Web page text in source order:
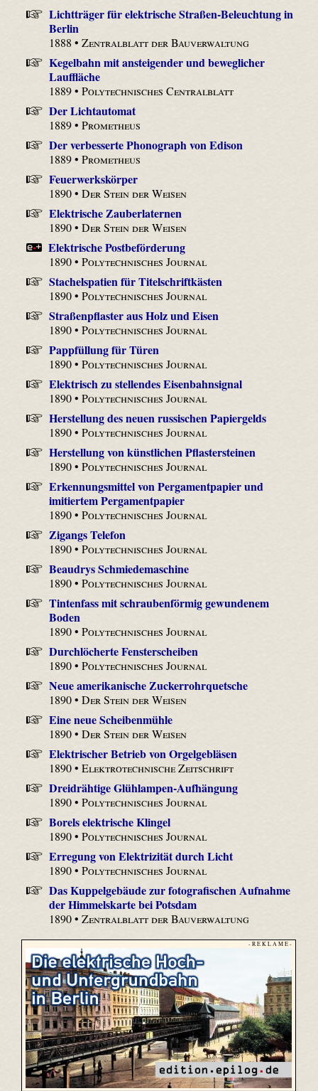
Lichtträger für elektrische Straßen-Beleuchtung in
Berlin
1888 •Zentralblatt der Bauverwaltung
Kegelbahn mit ansteigender und beweglicher
Lauffläche
1889 •Polytechnisches Centralblatt
Der Lichtautomat
1889 •Prometheus
Der verbesserte Phonograph von Edison
1889 •Prometheus
Feuerwerkskörper
1890 •Der Stein der Weisen
Elektrische Zauberlaternen
1890 •Der Stein der Weisen
Elektrische Postbeförderung
1890 •Polytechnisches Journal
Stachelspatien für Titelschriftkästen
1890 •Polytechnisches Journal
Straßenpflaster aus Holz und Eisen
1890 •Polytechnisches Journal
Pappfüllung für Türen
1890 •Polytechnisches Journal
Elektrisch zu stellendes Eisenbahnsignal
1890 •Polytechnisches Journal
Herstellung des neuen russischen Papiergelds
1890 •Polytechnisches Journal
Herstellung von künstlichen Pflastersteinen
1890 •Polytechnisches Journal
Erkennungsmittel von Pergamentpapier und
imitiertem Pergamentpapier
1890 •Polytechnisches Journal
Zigangs Telefon
1890 •Polytechnisches Journal
Beaudrys Schmiedemaschine
1890 •Polytechnisches Journal
Tintenfass mit schraubenförmig gewundenem
Boden
1890 •Polytechnisches Journal
Durchlöcherte Fensterscheiben
1890 •Polytechnisches Journal
Neue amerikanische Zuckerrohrquetsche
1890 •Der Stein der Weisen
Eine neue Scheibenmühle
1890 •Der Stein der Weisen
Elektrischer Betrieb von Orgelgebläsen
1890 •Elektrotechnische Zeitschrift
Dreidrähtige Glühlampen-Aufhängung
1890 •Polytechnisches Journal
Borels elektrische Klingel
1890 •Polytechnisches Journal
Erregung von Elektrizität durch Licht
1890 •Polytechnisches Journal
Das Kuppelgebäude zur fotografischen Aufnahme
der Himmelskarte bei Potsdam
1890 •Zentralblatt der Bauverwaltung
- R E K L A M E -